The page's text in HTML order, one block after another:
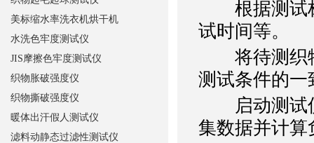
根据测试标
试时间等。
将待测织物
测试条件的一
启动测试仪
集数据并计算
美标缩水率洗衣机烘干机
水洗色牢度测试仪
JIS摩擦色牢度测试仪
织物胀破强度仪
织物撕破强度仪
暖体出汗假人测试仪
滤料动静态过滤性测试仪